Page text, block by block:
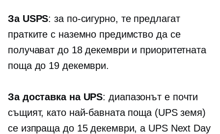
За USPS: за по-сигурно, те предлагат
пратките с наземно предимство да се
получават до 18 декември и приоритетната
поща до 19 декември.
За доставка на UPS: диапазонът е почти
същият, като най-бавната поща (UPS земя)
се изпраща до 15 декември, а UPS Next Day